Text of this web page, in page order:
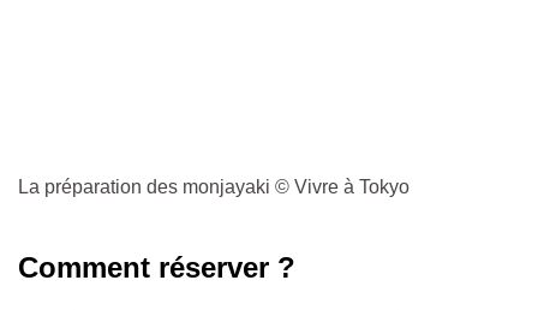
La préparation des monjayaki © Vivre à Tokyo
Comment réserver ?